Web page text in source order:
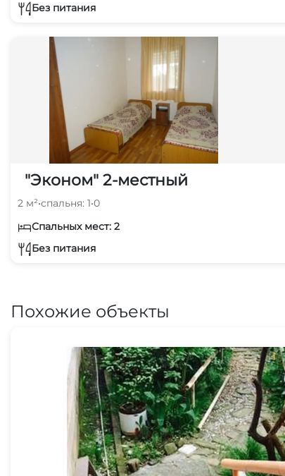
Без питания
"Эконом" 2-местный
2 м²•спальня: 1•0
Спальных мест: 2
Без питания
Похожие объекты